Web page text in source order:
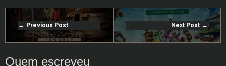
Previous Post Next Post